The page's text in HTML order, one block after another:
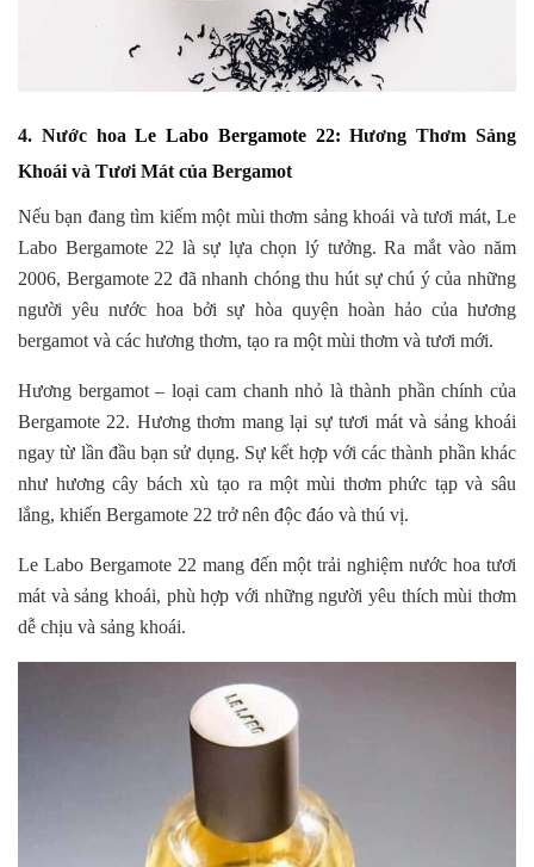
4. Nước hoaLe Labo Bergamote 22: Hương Thơm Sảng
Khoái và Tươi Mát của Bergamot
Nếu bạn đang tìm kiếm một mùi thơm sảng khoái và tươi mát, Le
Labo Bergamote 22 là sự lựa chọn lý tưởng. Ra mắt vào năm
2006, Bergamote 22 đã nhanh chóng thu hút sự chú ý của những
người yêu nước hoa bởi sự hòa quyện hoàn hảo của hương
bergamot và các hương thơm, tạo ra một mùi thơm và tươi mới.
Hương bergamot – loại cam chanh nhỏ là thành phần chính của
Bergamote 22. Hương thơm mang lại sự tươi mát và sảng khoái
ngay từ lần đầu bạn sử dụng. Sự kết hợp với các thành phần khác
như hương cây bách xù tạo ra một mùi thơm phức tạp và sâu
lắng, khiến Bergamote 22 trở nên độc đáo và thú vị.
Le Labo Bergamote 22 mang đến một trải nghiệm nước hoa tươi
mát và sảng khoái, phù hợp với những người yêu thích mùi thơm
dễ chịu và sảng khoái.